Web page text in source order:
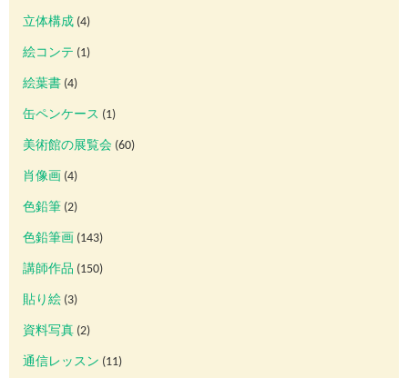
立体構成 (4)
絵コンテ (1)
絵葉書 (4)
缶ペンケース (1)
美術館の展覧会 (60)
肖像画 (4)
色鉛筆 (2)
色鉛筆画 (143)
講師作品 (150)
貼り絵 (3)
資料写真 (2)
通信レッスン (11)